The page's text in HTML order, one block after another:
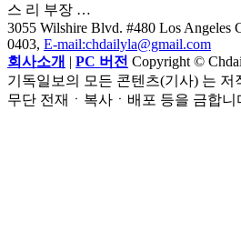
스 리 부장 …
3055 Wilshire Blvd. #480 Los Angeles
0403, E-mail:chdailyla@gmail.com
회사소개 | PC 버전 Copyright ©
기독일보의 모든 콘텐츠(기사) 는 저
무단 전재ㆍ복사ㆍ배포 등을 금합니